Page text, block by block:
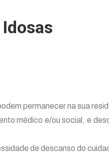
permanecer na sua
médico e/ou social, e
de descanso do